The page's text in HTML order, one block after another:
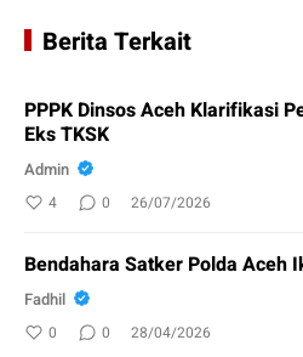
Berita Terkait
PPPK Dinsos Aceh Klarifikasi
Eks TKSK
Admin
4 0 26/07/2026
Bendahara Satker Polda Aceh
Fadhil
0 0 28/04/2026